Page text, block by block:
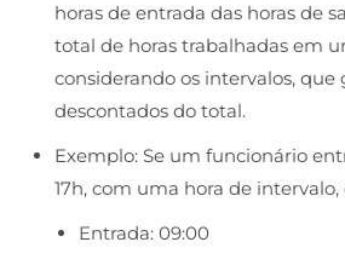
horas de entrada das horas de
total de horas trabalhadas em
considerando os intervalos, que
descontados do total.
Exemplo: Se um funcionário
17h, com uma hora de intervalo,
Entrada: 09:00